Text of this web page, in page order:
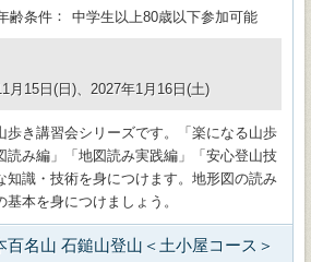
齢条件
中学生以上80歳以下参加可能
月15日(日)、2027年1月16日(土)
歩き講習会シリーズです。「楽になる山歩
読み編」「地図読み実践編」「安心登山技
知識・技術を身につけます。地形図の読み
本を身につけましょう。
百名山 石鎚山登山＜土小屋コース＞